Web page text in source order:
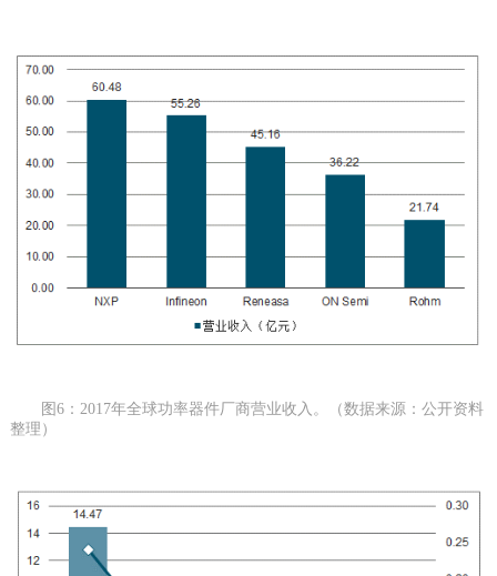
图6：2017年全球功率器件厂商营业收入。（数据来源：公开资料
整理）